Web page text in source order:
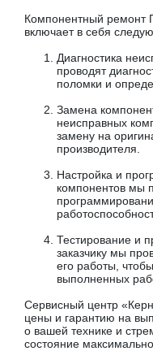
Компонентный ремонт
включает в себя
Диагностика
проводят
поломки и
Замена
неисправных
замену на
производителя.
Настройка и
компонентов мы
Тестирование и
заказчику мы
его работы,
выполненных
Сервисный центр
цены и гарантию на
о вашей технике и
состояние